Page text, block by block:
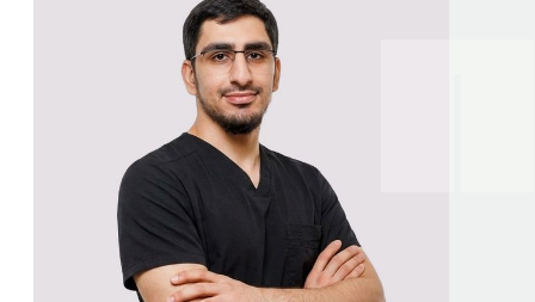
Курбанов Джамал Мурадович
Врач стоматолог-терапевт, эндодонтист,